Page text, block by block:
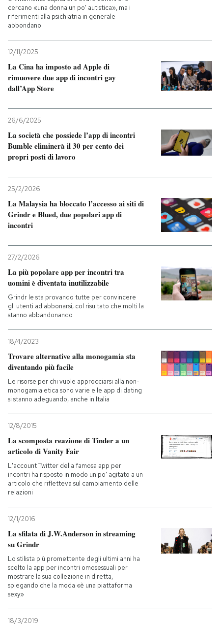
cercano «una donna un po' autistica», ma i
riferimenti alla psichiatria in generale
abbondano
12/11/2025
La Cina ha imposto ad Apple di
rimuovere due app di incontri gay
dall’App Store
26/6/2025
La società che possiede l’app di incontri
Bumble eliminerà il 30 per cento dei
propri posti di lavoro
25/2/2026
La Malaysia ha bloccato l’accesso ai siti di
Grindr e Blued, due popolari app di
incontri
27/2/2026
La più popolare app per incontri tra
uomini è diventata inutilizzabile
Grindr le sta provando tutte per convincere
gli utenti ad abbonarsi, col risultato che molti la
stanno abbandonando
18/4/2023
Trovare alternative alla monogamia sta
diventando più facile
Le risorse per chi vuole approcciarsi alla non-
monogamia etica sono varie e le app di dating
si stanno adeguando, anche in Italia
12/8/2015
La scomposta reazione di Tinder a un
articolo di Vanity Fair
L'account Twitter della famosa app per
incontri ha risposto in modo un po' agitato a un
articolo che rifletteva sul cambiamento delle
relazioni
12/1/2016
La sfilata di J.W.Anderson in streaming
su Grindr
Lo stilista più promettente degli ultimi anni ha
scelto la app per incontri omosessuali per
mostrare la sua collezione in diretta,
spiegando che la moda «è una piattaforma
sexy»
18/3/2019